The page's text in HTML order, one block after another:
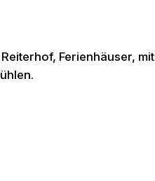
Ferienhäuser, mit